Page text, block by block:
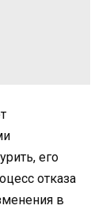
его
отказа
в